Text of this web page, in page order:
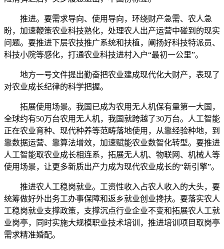
推进。要需求导向、使用导向，环绕财产急需、农人急
盼，加速鞭策农业科技熟化，处理农人出产运营中碰到的现实
问题。要推进下层农技推广系统和扶植，阐扬好科技特派员、
科技小院等感化，打通农业科技进村入户“最初一公里”。
地方一号文件提出勤奋把农业建成现代化大财产，表现了
对农业成长纪律的科学把握。
拓展使用场景。我国已成为农用无人机保有量第一大国，
全球约有50万台农用无人机，我国就跨越了30万台。人工智能
正在农业育种、现代种养等范畴落地使用，从靠经验种地，到
靠数据运营、靠算法增效，加速赋能农业数智化转型。要推进
人工智能取农业成长相连系，拓展无人机、物联网、机械人等
使用场景，让更多新质出产力成为现代农业成长的“新引擎”。
推进农人工稳岗就业。工资性收入占农人收入的大头，要
统筹做好外出务工办事保障和返乡就业创业搀扶。要落实农人
工稳岗就业支撑政策，支撑沉点行业企业不变和拓展农人工就
业岗亭，同时实施大规模职业技术培训，推进培训项目取岗亭
需求精准婚配。